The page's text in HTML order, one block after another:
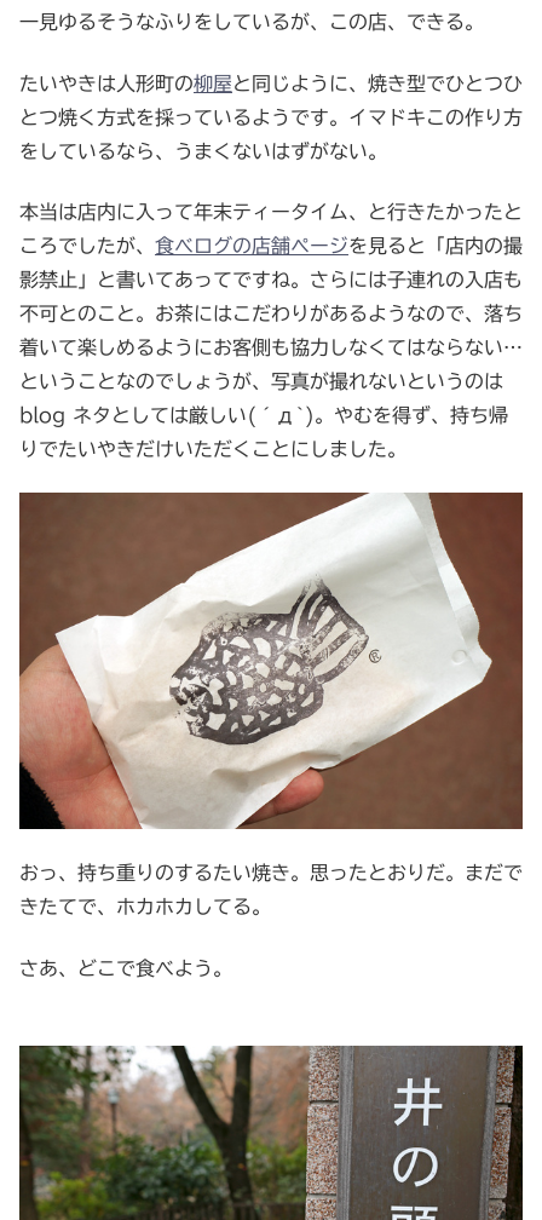
一見ゆるそうなふりをしているが、この店、できる。
たいやきは人形町の柳屋と同じように、焼き型でひとつひ
とつ焼く方式を採っているようです。イマドキこの作り方
をしているなら、うまくないはずがない。
本当は店内に入って年末ティータイム、と行きたかったと
ころでしたが、 食べログの店舗ページを見ると「店内の撮
影禁止」と書いてあってですね。さらには子連れの入店も
不可とのこと。お茶にはこだわりがあるようなので、落ち
着いて楽しめるようにお客側も協力しなくてはならない…
ということなのでしょうが、写真が撮れないというのは
blog ネタとしては厳しい(´д`)。やむを得ず、持ち帰
りでたいやきだけいただくことにしました。
おっ、持ち重りのするたい焼き。思ったとおりだ。まだで
きたてで、ホカホカしてる。
さあ、どこで食べよう。